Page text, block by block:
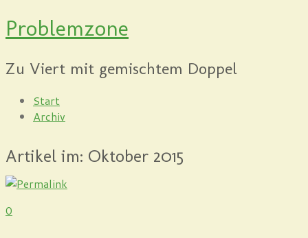
Problemzone
Zu Viert mit gemischtem Doppel
Start
Archiv
Artikel im: Oktober 2015
0